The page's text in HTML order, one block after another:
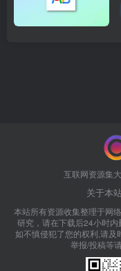
互联网资源集
关于本站
本站所有资源收集整理于网
研究，请在下载后24小时内
如不慎侵犯了您的权利,请及
举报/投稿等